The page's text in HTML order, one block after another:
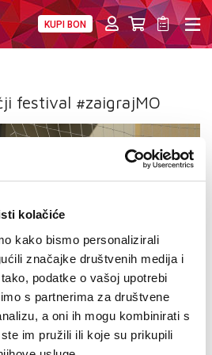
kolačiće
kako bismo personalizirali
značajke društvenih medija i
podatke o vašoj upotrebi
s partnerima za društvene
a oni ih mogu kombinirati s
im pružili ili koje su prikupili
KUPI BON
festival #zaigrajMO